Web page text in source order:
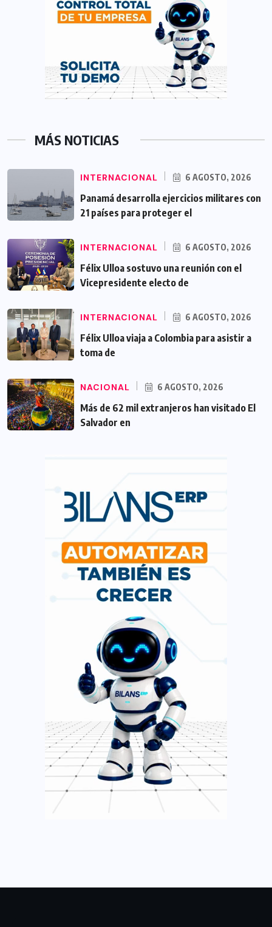
MÁS NOTICIAS
INTERNACIONAL 6 AGOSTO, 2026
Panamá desarrolla ejercicios militares con
21 países para proteger el
INTERNACIONAL 6 AGOSTO, 2026
Félix Ulloa sostuvo una reunión con el
Vicepresidente electo de
INTERNACIONAL 6 AGOSTO, 2026
Félix Ulloa viaja a Colombia para asistir a
toma de
NACIONAL 6 AGOSTO, 2026
Más de 62 mil extranjeros han visitado El
Salvador en